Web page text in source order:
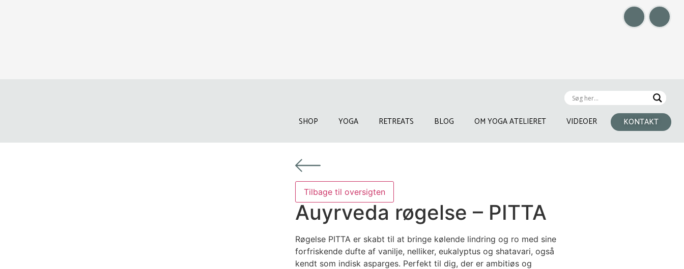
SHOP YOGA RETREATS BLOG OM YOGA ATELIERET VIDEOER KONTAKT
Auyrveda røgelse – PITTA
Røgelse PITTA er skabt til at bringe kølende lindring og ro med sine
forfriskende dufte af vanilje, nelliker, eukalyptus og shatavari, også
kendt som indisk asparges. Perfekt til dig, der er ambitiøs og